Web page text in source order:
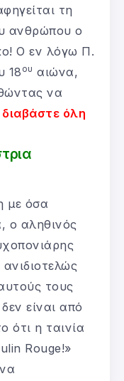
τη
ανθρώπου ο
Ο εν λόγω Π.
18 ου αιώνα,
να
διαβάστε όλη
με όσα
ο αληθινός
τους
είναι από
ότι η ταινία
Rouge!»